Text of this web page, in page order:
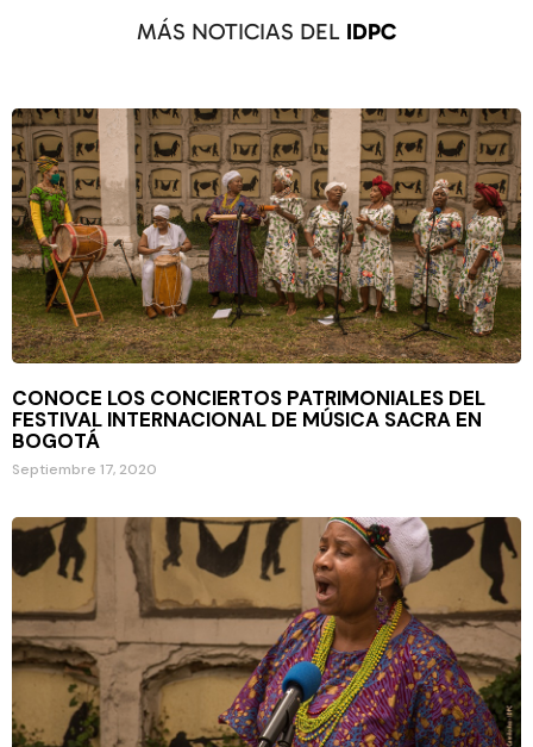
MÁS NOTICIAS DEL IDPC
CONOCE LOS CONCIERTOS PATRIMONIALES DEL
FESTIVAL INTERNACIONAL DE MÚSICA SACRA EN
BOGOTÁ
Septiembre 17, 2020